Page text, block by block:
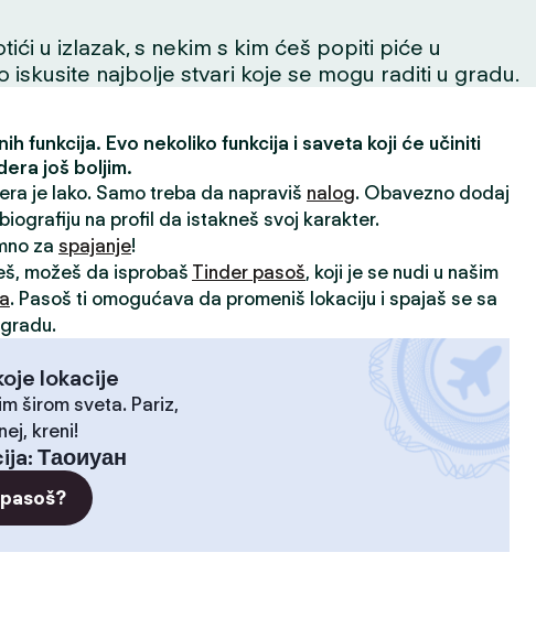
u izlazak, s nekim s kim ćeš popiti piće u
najbolje stvari koje se mogu raditi u gradu.
funkcija. Evo nekoliko funkcija i saveta koji će učiniti
još boljim.
je lako. Samo treba da napraviš nalog. Obavezno dodaj
na profil da istakneš svoj karakter.
za spajanje!
možeš da isprobaš Tinder pasoš, koji je se nudi u našim
. Pasoš ti omogućava da promeniš lokaciju i spajaš se sa
lokacije
širom sveta. Pariz,
kreni!
: Таоиуан